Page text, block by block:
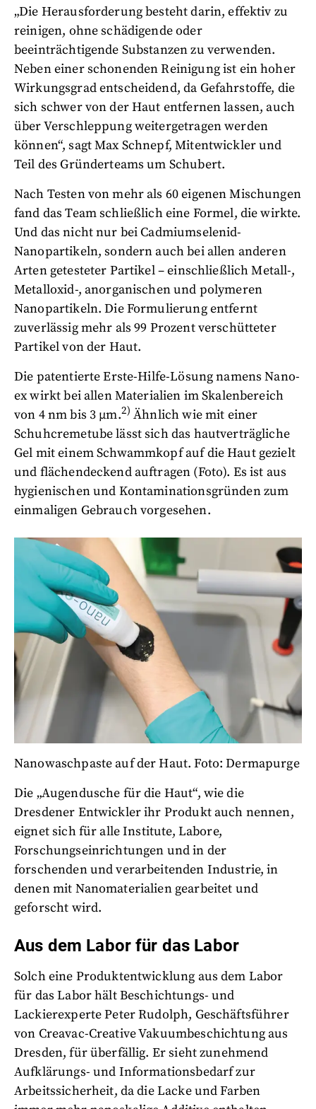
„Die Herausforderung besteht darin, effektiv zu
reinigen, ohne schädigende oder
beeinträchtigende Substanzen zu verwenden.
Neben einer schonenden Reinigung ist ein hoher
Wirkungsgrad entscheidend, da Gefahrstoffe, die
sich schwer von der Haut entfernen lassen, auch
über Verschleppung weitergetragen werden
können“, sagt Max Schnepf, Mitentwickler und
Teil des Gründerteams um Schubert.
Nach Testen von mehr als 60 eigenen Mischungen
fand das Team schließlich eine Formel, die wirkte.
Und das nicht nur bei Cadmiumselenid-
Nanopartikeln, sondern auch bei allen anderen
Arten getesteter Partikel – einschließlich Metall-,
Metalloxid-, anorganischen und polymeren
Nanopartikeln. Die Formulierung entfernt
zuverlässig mehr als 99 Prozent verschütteter
Partikel von der Haut.
Die patentierte Erste-Hilfe-Lösung namens Nano-
ex wirkt bei allen Materialien im Skalenbereich
von 4 nm bis 3 µm.2) Ähnlich wie mit einer
Schuhcremetube lässt sich das hautverträgliche
Gel mit einem Schwammkopf auf die Haut gezielt
und flächendeckend auftragen (Foto). Es ist aus
hygienischen und Kontaminationsgründen zum
einmaligen Gebrauch vorgesehen.
Nanowaschpaste auf der Haut. Foto: Dermapurge
Die „Augendusche für die Haut“, wie die
Dresdener Entwickler ihr Produkt auch nennen,
eignet sich für alle Institute, Labore,
Forschungseinrichtungen und in der
forschenden und verarbeitenden Industrie, in
denen mit Nanomaterialien gearbeitet und
geforscht wird.
Aus dem Labor für das Labor
Solch eine Produktentwicklung aus dem Labor
für das Labor hält Beschichtungs- und
Lackierexperte Peter Rudolph, Geschäftsführer
von Creavac-Creative Vakuumbeschichtung aus
Dresden, für überfällig. Er sieht zunehmend
Aufklärungs- und Informationsbedarf zur
Arbeitssicherheit, da die Lacke und Farben